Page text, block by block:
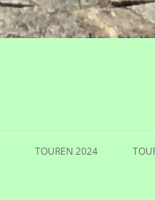
TOUREN 2024